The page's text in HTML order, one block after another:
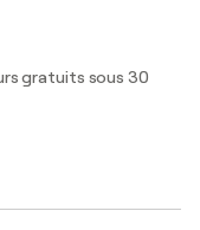
gratuits sous 30